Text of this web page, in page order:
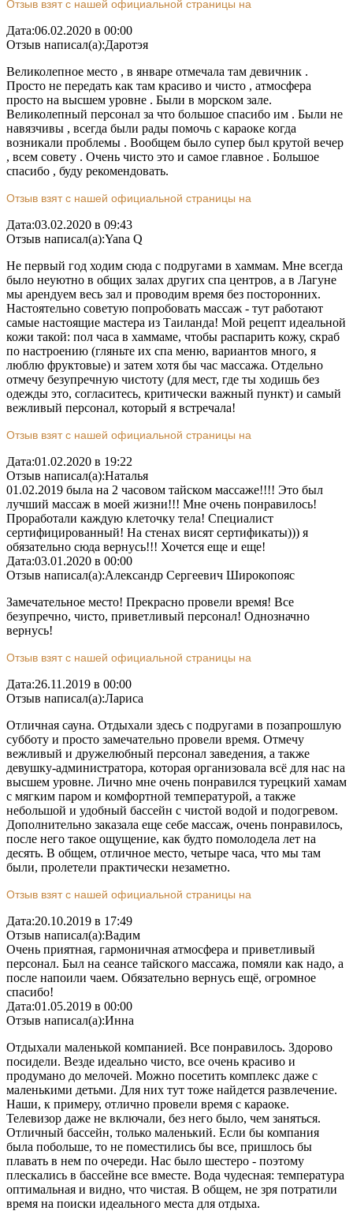
Отзыв взят с нашей официальной страницы на
Дата:06.02.2020 в 00:00
Отзыв написал(а):Даротэя
Великолепное место , в январе отмечала там девичник .
Просто не передать как там красиво и чисто , атмосфера
просто на высшем уровне . Были в морском зале.
Великолепный персонал за что большое спасибо им . Были не
навязчивы , всегда были рады помочь с караоке когда
возникали проблемы . Вообщем было супер был крутой вечер
, всем совету . Очень чисто это и самое главное . Большое
спасибо , буду рекомендовать.
Отзыв взят с нашей официальной страницы на
Дата:03.02.2020 в 09:43
Отзыв написал(а):Yana Q
Не первый год ходим сюда с подругами в хаммам. Мне всегда
было неуютно в общих залах других спа центров, а в Лагуне
мы арендуем весь зал и проводим время без посторонних.
Настоятельно советую попробовать массаж - тут работают
самые настоящие мастера из Таиланда! Мой рецепт идеальной
кожи такой: пол часа в хаммаме, чтобы распарить кожу, скраб
по настроению (гляньте их спа меню, вариантов много, я
люблю фруктовые) и затем хотя бы час массажа. Отдельно
отмечу безупречную чистоту (для мест, где ты ходишь без
одежды это, согласитесь, критически важный пункт) и самый
вежливый персонал, который я встречала!
Отзыв взят с нашей официальной страницы на
Дата:01.02.2020 в 19:22
Отзыв написал(а):Наталья
01.02.2019 была на 2 часовом тайском массаже!!!! Это был
лучший массаж в моей жизни!!! Мне очень понравилось!
Проработали каждую клеточку тела! Специалист
сертифицированный! На стенах висят сертификаты))) я
обязательно сюда вернусь!!! Хочется еще и еще!
Дата:03.01.2020 в 00:00
Отзыв написал(а):Александр Сергеевич Широкопояс
Замечательное место! Прекрасно провели время! Все
безупречно, чисто, приветливый персонал! Однозначно
вернусь!
Отзыв взят с нашей официальной страницы на
Дата:26.11.2019 в 00:00
Отзыв написал(а):Лариса
Отличная сауна. Отдыхали здесь с подругами в позапрошлую
субботу и просто замечательно провели время. Отмечу
вежливый и дружелюбный персонал заведения, а также
девушку-администратора, которая организовала всё для нас на
высшем уровне. Лично мне очень понравился турецкий хамам
с мягким паром и комфортной температурой, а также
небольшой и удобный бассейн с чистой водой и подогревом.
Дополнительно заказала еще себе массаж, очень понравилось,
после него такое ощущение, как будто помолодела лет на
десять. В общем, отличное место, четыре часа, что мы там
были, пролетели практически незаметно.
Отзыв взят с нашей официальной страницы на
Дата:20.10.2019 в 17:49
Отзыв написал(а):Вадим
Очень приятная, гармоничная атмосфера и приветливый
персонал. Был на сеансе тайского массажа, помяли как надо, а
после напоили чаем. Обязательно вернусь ещё, огромное
спасибо!
Дата:01.05.2019 в 00:00
Отзыв написал(а):Инна
Отдыхали маленькой компанией. Все понравилось. Здорово
посидели. Везде идеально чисто, все очень красиво и
продумано до мелочей. Можно посетить комплекс даже с
маленькими детьми. Для них тут тоже найдется развлечение.
Наши, к примеру, отлично провели время с караоке.
Телевизор даже не включали, без него было, чем заняться.
Отличный бассейн, только маленький. Если бы компания
была побольше, то не поместились бы все, пришлось бы
плавать в нем по очереди. Нас было шестеро - поэтому
плескались в бассейне все вместе. Вода чудесная: температура
оптимальная и видно, что чистая. В общем, не зря потратили
время на поиски идеального места для отдыха.